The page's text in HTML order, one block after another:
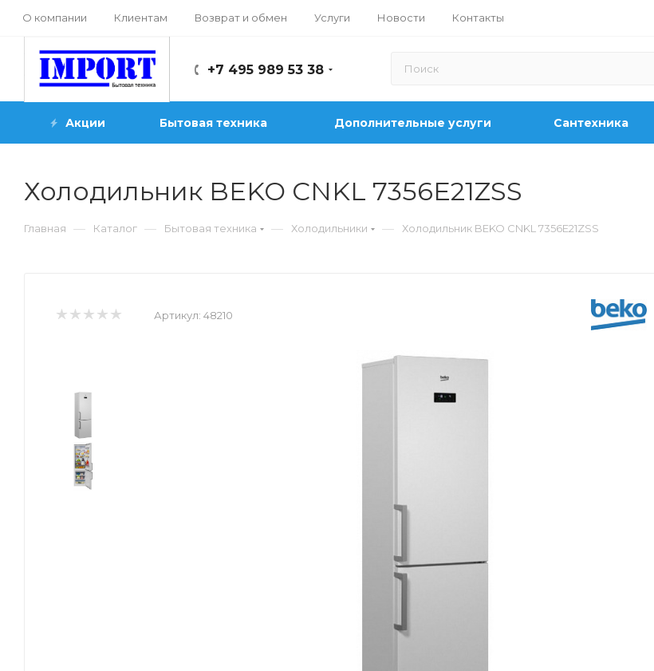
О компании Клиентам Возврат и обмен Услуги Новости Контакты
+7 495 989 53 38
Акции Бытовая техника Дополнительные услуги Сантехника
Холодильник BEKO CNKL 7356E21ZSS
Главная — Каталог — Бытовая техника — Холодильники — Холодильник BEKO CNKL 7356E21ZSS
Артикул: 48210